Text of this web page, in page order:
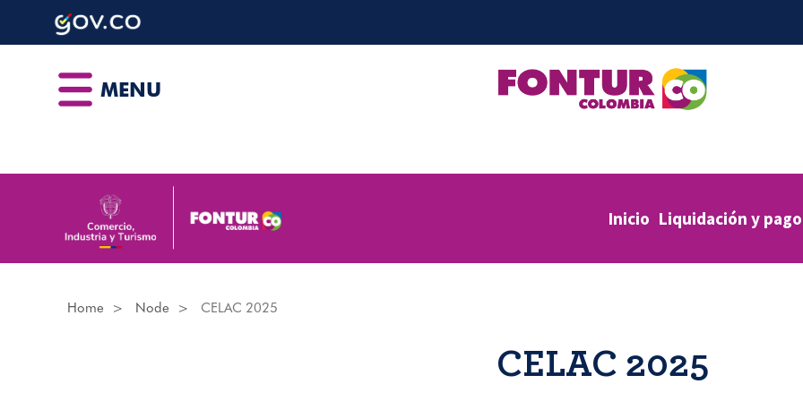
MENU
Inicio Liquidación y
Home Node CELAC 2025
CELAC 2025